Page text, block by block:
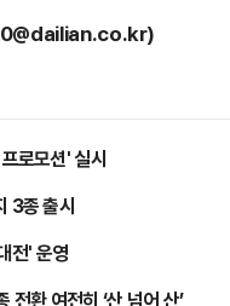
로모션' 실시
3종 출시
전' 운영
환 여전히 ‘산 넘어 산’